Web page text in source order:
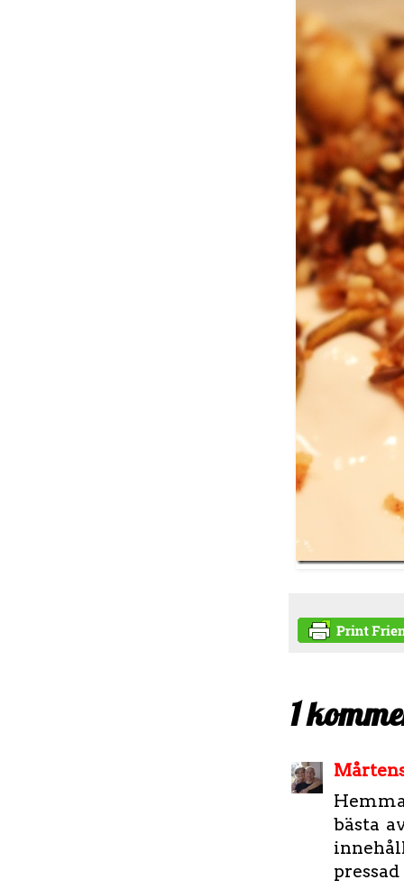
1
bästa